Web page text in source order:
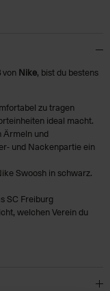
von Nike, bist du bestens
zu tragen
ideal macht.
Ärmeln und
und Nackenpartie ein
Swoosh in schwarz.
SC Freiburg
welchen Verein du